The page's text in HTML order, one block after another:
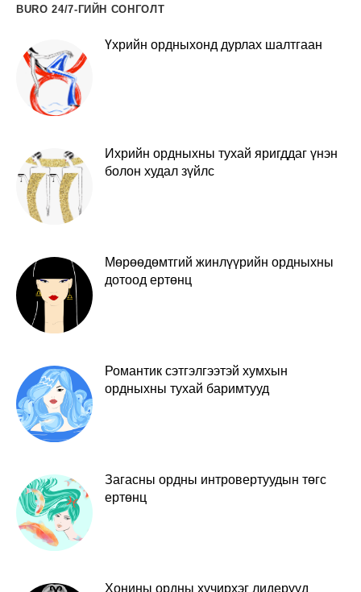
BURO 24/7-ГИЙН СОНГОЛТ
Үхрийн ордныхонд дурлах шалтгаан
Ихрийн ордныхны тухай яригддаг үнэн
болон худал зүйлс
Мөрөөдөмтгий жинлүүрийн ордныхны
дотоод ертөнц
Романтик сэтгэлгээтэй хумхын
ордныхны тухай баримтууд
Загасны ордны интровертуудын төгс
ертөнц
Хонины ордны хүчирхэг лидерүүд